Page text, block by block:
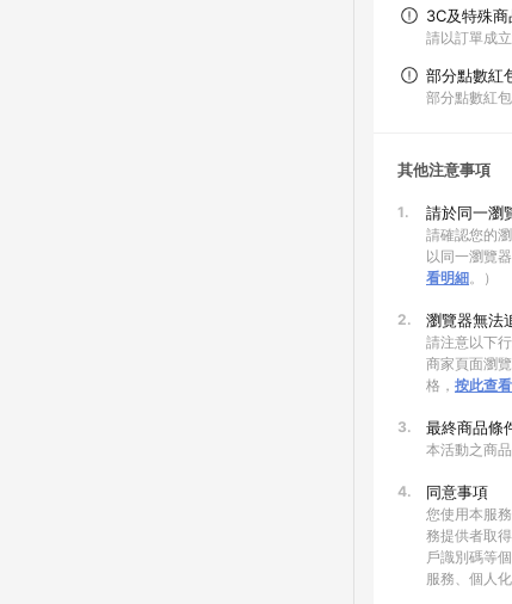
3C及特殊
請以訂單成
部分點數紅
部分點數紅
其他注意事項
1. 請於同一瀏
請確認您的
以同一瀏覽
看明細。）
2. 瀏覽器無法
請注意以下
商家頁面瀏
格， 按此查
3. 最終商品條
本活動之商
4. 同意事項
您使用本服
務提供者取
戶識別碼等
服務、個人